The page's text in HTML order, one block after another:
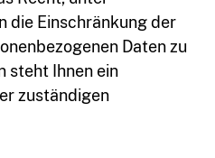
die Einschränkung der
Daten zu
steht Ihnen ein
zuständigen